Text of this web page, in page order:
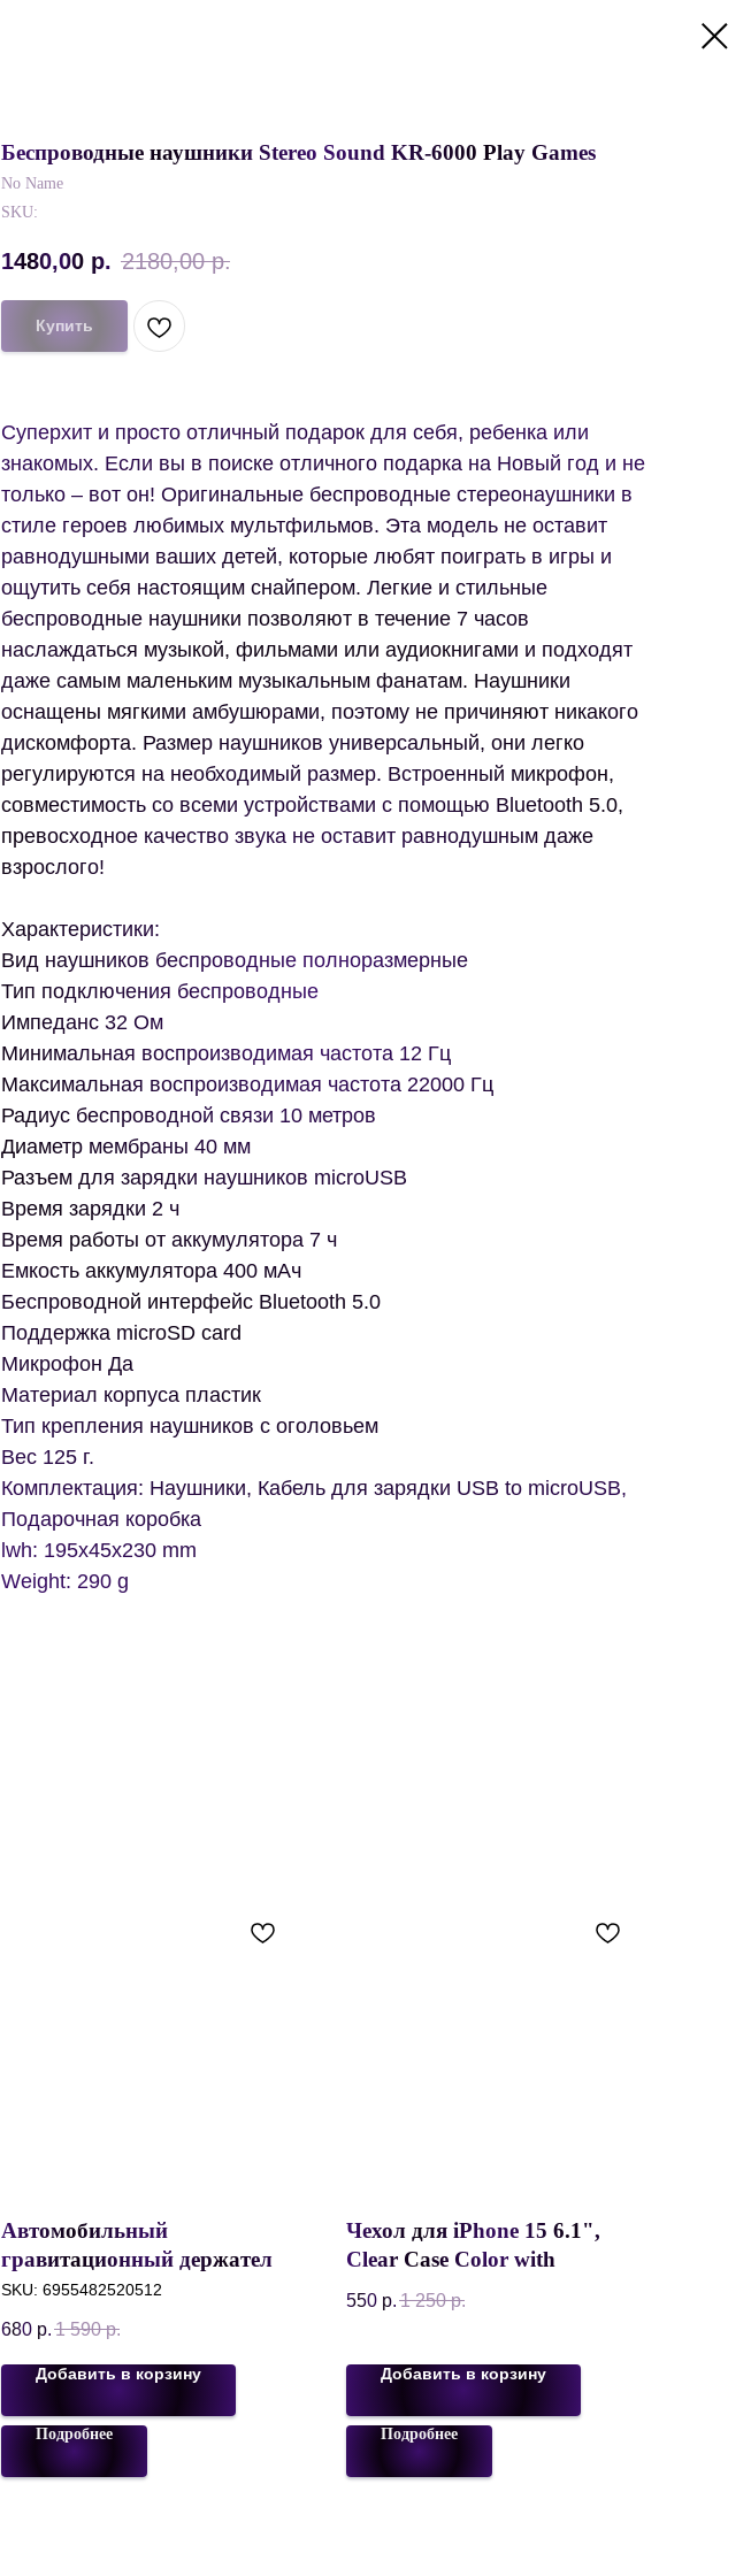
Беспроводные наушники Stereo Sound KR-6000 Play Games
No Name
SKU:
1480,00 р. 2180,00 р.
Купить
Суперхит и просто отличный подарок для себя, ребенка или
знакомых. Если вы в поиске отличного подарка на Новый год и не
только – вот он! Оригинальные беспроводные стереонаушники в
стиле героев любимых мультфильмов. Эта модель не оставит
равнодушными ваших детей, которые любят поиграть в игры и
ощутить себя настоящим снайпером. Легкие и стильные
беспроводные наушники позволяют в течение 7 часов
наслаждаться музыкой, фильмами или аудиокнигами и подходят
даже самым маленьким музыкальным фанатам. Наушники
оснащены мягкими амбушюрами, поэтому не причиняют никакого
дискомфорта. Размер наушников универсальный, они легко
регулируются на необходимый размер. Встроенный микрофон,
совместимость со всеми устройствами с помощью Bluetooth 5.0,
превосходное качество звука не оставит равнодушным даже
взрослого!
Характеристики:
Вид наушников беспроводные полноразмерные
Тип подключения беспроводные
Импеданс 32 Ом
Минимальная воспроизводимая частота 12 Гц
Максимальная воспроизводимая частота 22000 Гц
Радиус беспроводной связи 10 метров
Диаметр мембраны 40 мм
Разъем для зарядки наушников microUSB
Время зарядки 2 ч
Время работы от аккумулятора 7 ч
Емкость аккумулятора 400 мАч
Беспроводной интерфейс Bluetooth 5.0
Поддержка microSD card
Микрофон Да
Материал корпуса пластик
Тип крепления наушников с оголовьем
Вес 125 г.
Комплектация: Наушники, Кабель для зарядки USB to microUSB,
Подарочная коробка
lwh: 195x45x230 mm
Weight: 290 g
Автомобильный
гравитационный держатель
Recci Traingular Fixation
Design 4.7-6.7",
Серый+Оранжевый, RHO-
C26
SKU: 6955482520512
680 р. 1 590 р.
Добавить в корзину
Подробнее
Чехол для iPhone 15 6.1",
Clear Case Color with
Magsafe, Wine Red
550 р. 1 250 р.
Добавить в корзину
Подробнее